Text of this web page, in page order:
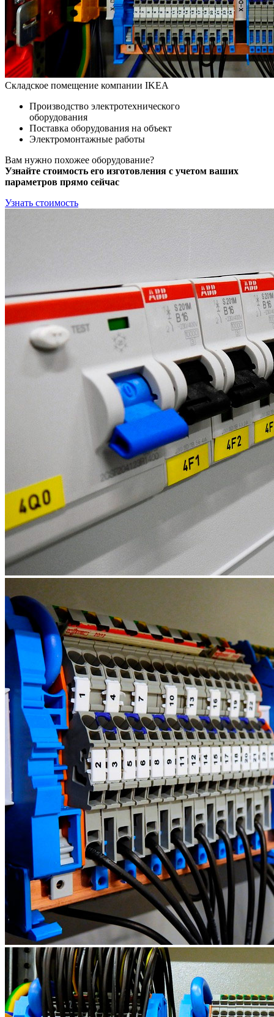
Складское помещение компании IKEA
Производство электротехнического
оборудования
Поставка оборудования на объект
Электромонтажные работы
Вам нужно похожее оборудование?
Узнайте стоимость его изготовления с учетом ваших
параметров прямо сейчас
Узнать стоимость